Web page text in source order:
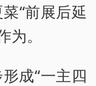
“前展后延
。
成“一主四